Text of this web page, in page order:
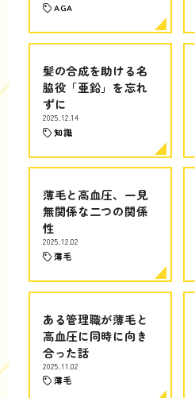
AGA
髪の合成を助ける名
脇役「亜鉛」を忘れ
ずに
2025.12.14
知識
薄毛と高血圧、一見
無関係な二つの関係
性
2025.12.02
薄毛
ある管理職が薄毛と
高血圧に同時に向き
合った話
2025.11.02
薄毛